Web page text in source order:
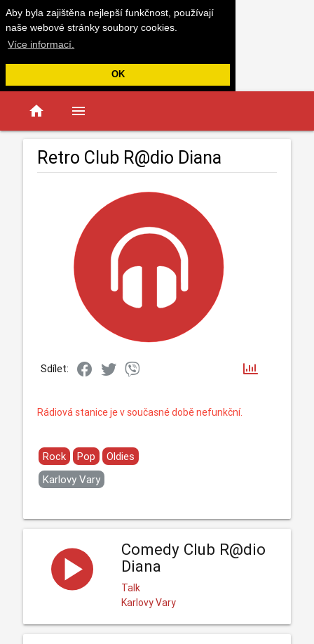
Aby byla zajištěna nejlepší funkčnost, používají
naše webové stránky soubory cookies.
Více informací.
OK
home menu
Retro Club R@dio Diana
Sdílet:
Rádiová stanice je v současné době nefunkční.
Rock Pop
Oldies
Karlovy Vary
Comedy Club R@dio
Diana
Talk
Karlovy Vary